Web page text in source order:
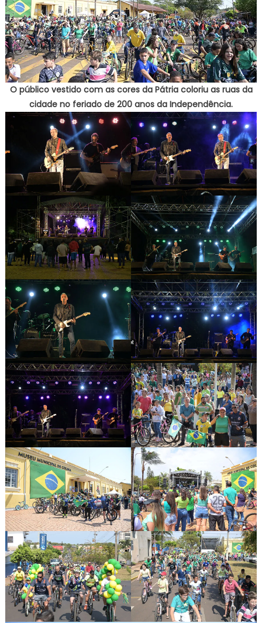
O público vestido com as cores da Pátria coloriu as ruas da
cidade no feriado de 200 anos da Independência.